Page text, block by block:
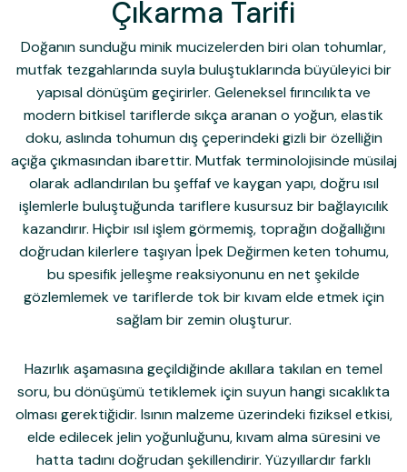
Çıkarma Tarifi
Doğanın sunduğu minik mucizelerden biri olan tohumlar,
mutfak tezgahlarında suyla buluştuklarında büyüleyici bir
yapısal dönüşüm geçirirler. Geleneksel fırıncılıkta ve
modern bitkisel tariflerde sıkça aranan o yoğun, elastik
doku, aslında tohumun dış çeperindeki gizli bir özelliğin
açığa çıkmasından ibarettir. Mutfak terminolojisinde müsilaj
olarak adlandırılan bu şeffaf ve kaygan yapı, doğru ısıl
işlemlerle buluştuğunda tariflere kusursuz bir bağlayıcılık
kazandırır. Hiçbir ısıl işlem görmemiş, toprağın doğallığını
doğrudan kilerlere taşıyan İpek Değirmen keten tohumu,
bu spesifik jelleşme reaksiyonunu en net şekilde
gözlemlemek ve tariflerde tok bir kıvam elde etmek için
sağlam bir zemin oluşturur.
Hazırlık aşamasına geçildiğinde akıllara takılan en temel
soru, bu dönüşümü tetiklemek için suyun hangi sıcaklıkta
olması gerektiğidir. Isının malzeme üzerindeki fiziksel etkisi,
elde edilecek jelin yoğunluğunu, kıvam alma süresini ve
hatta tadını doğrudan şekillendirir. Yüzyıllardır farklı